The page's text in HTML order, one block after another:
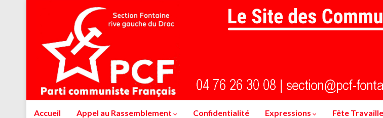
Accueil Appel au Rassemblement Confidentialité Expressions Fête